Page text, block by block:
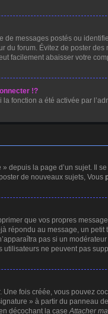
messages postés ou
du forum. Évitez de poster
facilement abaisser votre
!?
fonction a été activée par
depuis la page d’un sujet. Il
de nouveaux sujets, Vous
que vos propres
répondu au message, un petit
pas si un
ne peuvent pas
Une fois créée, vous pouvez
» à partir du panneau
décochant la case Attacher